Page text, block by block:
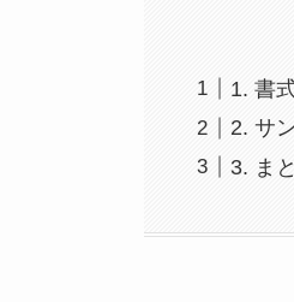
1. 書
2. サ
3. ま